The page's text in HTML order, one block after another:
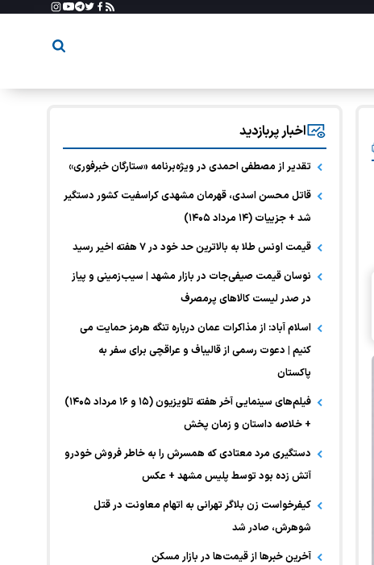
اخبار پربازدید
تقدیر از مصطفی احمدی در ویژه‌برنامه «ستارگان خبرفوری»
قاتل محسن اسدی، قهرمان مشهدی کراسفیت کشور دستگیر
شد + جزییات (۱۴ مرداد ۱۴۰۵)
قیمت اونس طلا به بالاترین حد خود در ۷ هفته اخیر رسید
نوسان قیمت صیفی‌جات در بازار مشهد | سیب‌زمینی و پیاز
در صدر لیست کالا‌های پرمصرف
اسلام آباد: از مذاکرات عمان درباره تنگه هرمز حمایت می
کنیم | دعوت رسمی از قالیباف و عراقچی برای سفر به
پاکستان
فیلم‌های سینمایی آخر هفته تلویزیون (۱۵ و ۱۶ مرداد ۱۴۰۵)
+ خلاصه داستان و زمان پخش
دستگیری مرد معتادی که همسرش را به خاطر فروش خودرو
آتش زده بود توسط پلیس مشهد + عکس
کیفرخواست زن بلاگر تهرانی به اتهام معاونت در قتل
شوهرش، صادر شد
آخرین خبر‌ها از قیمت‌ها در بازار مسکن